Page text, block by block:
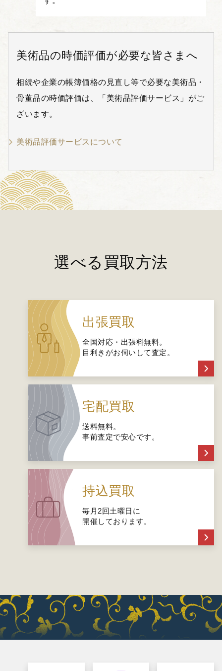
美術品の時価評価が必要な皆さまへ
相続や企業の帳簿価格の見直し等で必要な美術品・
骨董品の時価評価は、「美術品評価サービス」がご
ざいます。
美術品評価サービスについて
選べる買取方法
出張買取
全国対応・出張料無料。
目利きがお伺いして査定。
宅配買取
送料無料。
事前査定で安心です。
持込買取
毎月2回土曜日に
開催しております。